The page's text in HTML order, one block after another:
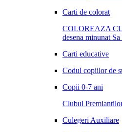
Carti de colorat
COLOREAZA
desena minunat
Carti educative
Codul copiilor de
Copii 0-7 ani
Clubul
Culegeri Auxiliare